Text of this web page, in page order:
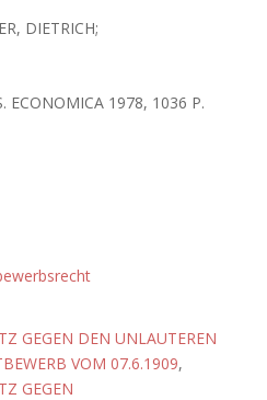
DIETRICH;
ECONOMICA 1978, 1036 P.
GEGEN DEN UNLAUTEREN
VOM 07.6.1909,
GEGEN